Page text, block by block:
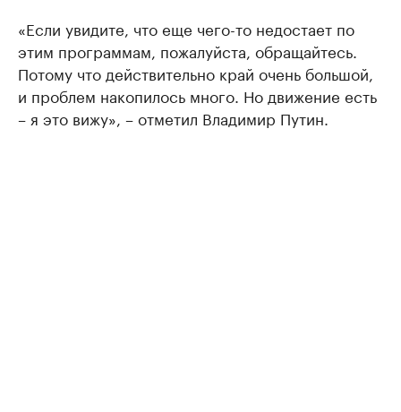
«Если увидите, что еще чего-то недостает по
этим программам, пожалуйста, обращайтесь.
Потому что действительно край очень большой,
и проблем накопилось много. Но движение есть
– я это вижу», – отметил Владимир Путин.